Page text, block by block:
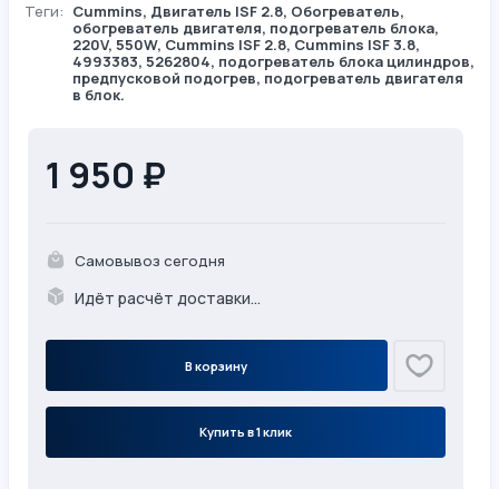
Теги: Cummins, Двигатель ISF 2.8, Обогреватель,
обогреватель двигателя, подогреватель блока,
220V, 550W, Cummins ISF 2.8, Cummins ISF 3.8,
4993383, 5262804, подогреватель блока цилиндров,
предпусковой подогрев, подогреватель двигателя
в блок.
1 950 ₽
Самовывоз сегодня
Идёт расчёт доставки...
В корзину
Купить в 1 клик